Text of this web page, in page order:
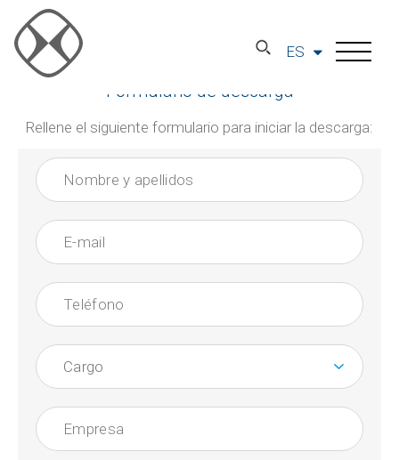
ES
Formulario de descarga
Rellene el siguiente formulario para iniciar la descarga: